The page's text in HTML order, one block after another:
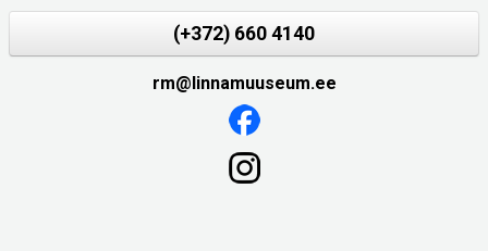
(+372) 660 4140
rm@linnamuuseum.ee